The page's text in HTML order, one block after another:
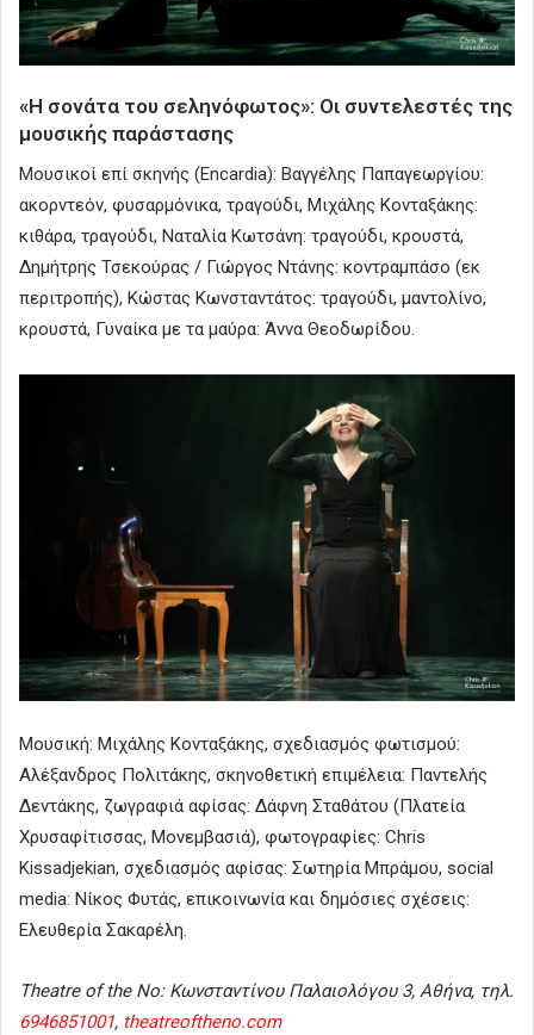
«Η σονάτα του σεληνόφωτος»: Οι συντελεστές της
μουσικής παράστασης
Μουσικοί επί σκηνής (Encardia): Βαγγέλης Παπαγεωργίου:
ακορντεόν, φυσαρμόνικα, τραγούδι, Μιχάλης Κονταξάκης:
κιθάρα, τραγούδι, Ναταλία Κωτσάνη: τραγούδι, κρουστά,
Δημήτρης Τσεκούρας / Γιώργος Ντάνης: κοντραμπάσο (εκ
περιτροπής), Κώστας Κωνσταντάτος: τραγούδι, μαντολίνο,
κρουστά, Γυναίκα με τα μαύρα: Άννα Θεοδωρίδου.
Μουσική: Μιχάλης Κονταξάκης, σχεδιασμός φωτισμού:
Αλέξανδρος Πολιτάκης, σκηνοθετική επιμέλεια: Παντελής
Δεντάκης, ζωγραφιά αφίσας: Δάφνη Σταθάτου (Πλατεία
Χρυσαφίτισσας, Μονεμβασιά), φωτογραφίες: Chris
Kissadjekian, σχεδιασμός αφίσας: Σωτηρία Μπράμου, social
media: Nίκος Φυτάς, επικοινωνία και δημόσιες σχέσεις:
Ελευθερία Σακαρέλη.
Theatre of the No: Κωνσταντίνου Παλαιολόγου 3, Αθήνα, τηλ.
6946851001, theatreoftheno.com